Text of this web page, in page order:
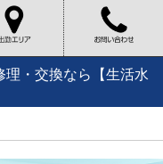
・交換なら【生活水